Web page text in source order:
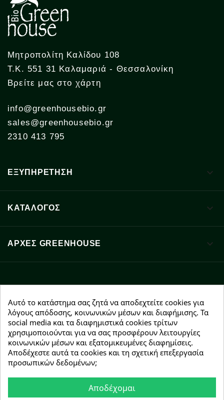
Μητροπολίτη Καλίδου 108
Τ.Κ. 551 31 Καλαμαριά - Θεσσαλονίκη
Βρείτε μας στο χάρτη
info@greenhousebio.gr
sales@greenhousebio.gr
2310 413 795
ΕΞΥΠΗΡΕΤΗΣΗ 
ΚΑΤΑΛΟΓΟΣ 
ΑΡΧΈΣ GREENHOUSE 
Facebook YouTubeInstagram
NEWSLETTER
Εγγραφείτε δωρεάν και θα είστε οι πρώτοι που θα
λάβετε τα νέα μας γύρω από προσφορές, εκπτώσεις
Αυτό το κατάστημα σας ζητά να αποδεχτείτε cookies για
λόγους απόδοσης, κοινωνικών μέσων και διαφήμισης. Τα
social media και τα διαφημιστικά cookies τρίτων
χρησιμοποιούνται για να σας προσφέρουν λειτουργίες
κοινωνικών μέσων και εξατομικευμένες διαφημίσεις.
Αποδέχεστε αυτά τα cookies και τη σχετική επεξεργασία
προσωπικών δεδομένων;
Αποδέχομαι